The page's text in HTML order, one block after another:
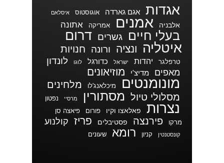
אגדות אגם גארדה אוגוסטוס איסלאם
אלבניה אמנים אמריקה אתונה
בעלי חיים גשרים דרום
איטליה
ונציה ורונה חנויות
טרפלגר יהדות ישראל כדורגל לוגו לונדון
מאפים מדיצ'י מוזיאונים
מונומנטים מיכלאנג'לו
מלחינים
מסלולי טיול מסתורין מרסיי נפטון
נצרות פאלאצו וקיו פורום
פיאצה סן
מרקו
פירנצה פסטיבלים פריז קולנוע
קונסטנטין קניון רומא שעונים